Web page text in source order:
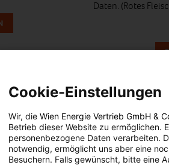
Daten. (Rotes
Cookie-Einstellungen
Wir, die Wien Energie Vertrieb GmbH &
Betrieb dieser Website zu ermöglichen.
personenbezogene Daten verarbeiten.
notwendig, ermöglicht uns aber eine
Besuchern. Falls gewünscht, bitte eine